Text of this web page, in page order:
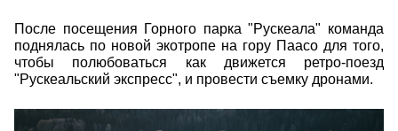
После посещения Горного парка "Рускеала" команда
поднялась по новой экотропе на гору Паасо для того,
чтобы полюбоваться как движется ретро-поезд
"Рускеальский экспресс", и провести съемку дронами.